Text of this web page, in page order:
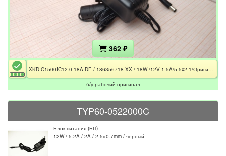
362 ₽
XKD-C1500IC12.0-18A-DE / 186356718-XX / 18W /12V 1.5A/5.5x2.1/Оригинал
б/у рабочий оригинал
TYP60-0522000C
Блок питания (БП)
12W / 5.2A / 2A / 2.5×0.7mm / черный